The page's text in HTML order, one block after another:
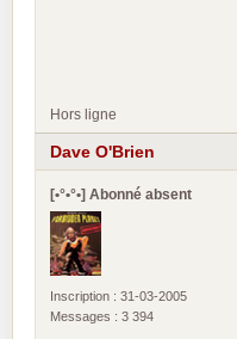
Hors ligne
Dave O'Brien
[•°•°•] Abonné absent
Inscription : 31-03-2005
Messages : 3 394